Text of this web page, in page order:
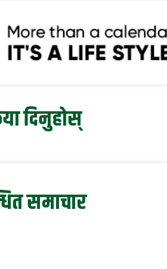
दिनुहोस्
समाचार